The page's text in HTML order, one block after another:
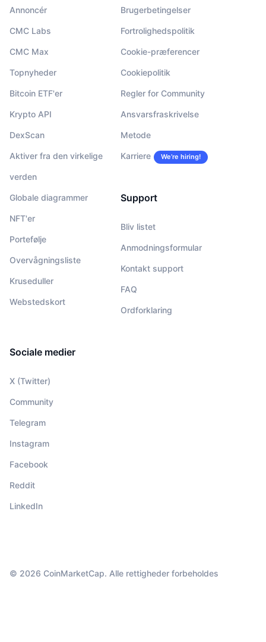
Annoncér
CMC Labs
CMC Max
Topnyheder
Bitcoin ETF'er
Krypto API
DexScan
Aktiver fra den virkelige
verden
Globale diagrammer
NFT'er
Portefølje
Overvågningsliste
Kruseduller
Webstedskort
Brugerbetingelser
Fortrolighedspolitik
Cookie-præferencer
Cookiepolitik
Regler for Community
Ansvarsfraskrivelse
Metode
Karriere We’re hiring!
Support
Bliv listet
Anmodningsformular
Kontakt support
FAQ
Ordforklaring
Sociale medier
X (Twitter)
Community
Telegram
Instagram
Facebook
Reddit
LinkedIn
© 2026 CoinMarketCap. Alle rettigheder forbeholdes